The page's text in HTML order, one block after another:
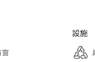
窗
設施